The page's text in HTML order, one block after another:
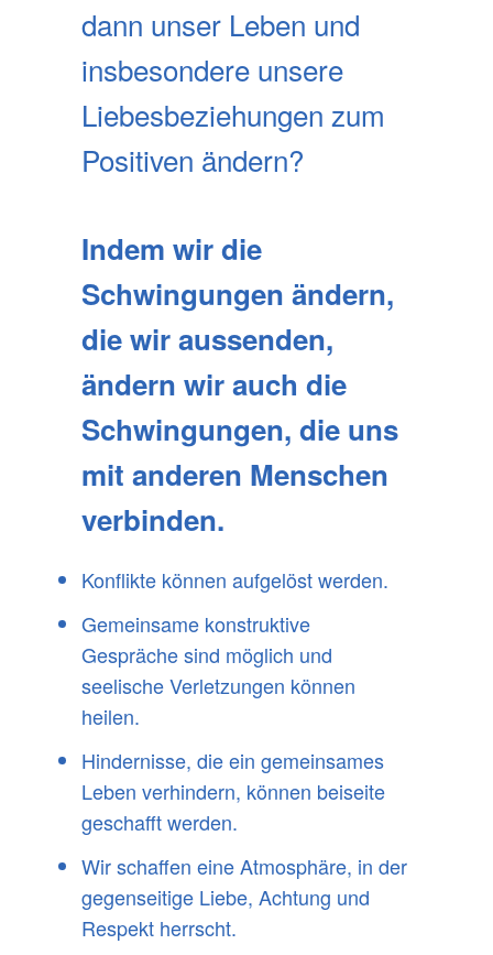
dann unser Leben und
insbesondere unsere
Liebesbeziehungen zum
Positiven ändern?
Indem wir die
Schwingungen ändern,
die wir aussenden,
ändern wir auch die
Schwingungen, die uns
mit anderen Menschen
verbinden.
Konflikte können aufgelöst werden.
Gemeinsame konstruktive
Gespräche sind möglich und
seelische Verletzungen können
heilen.
Hindernisse, die ein gemeinsames
Leben verhindern, können beiseite
geschafft werden.
Wir schaffen eine Atmosphäre, in der
gegenseitige Liebe, Achtung und
Respekt herrscht.